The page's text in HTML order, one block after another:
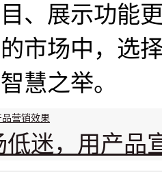
、展示功能
市场中，选
慧之举。
营销效果
低迷，用产品